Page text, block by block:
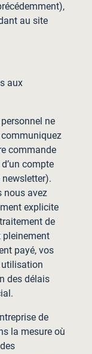
au site
aux
ne
commande
compte
nous avez
explicite
de
pleinement
payé, vos
utilisation
des délais
de
la mesure où